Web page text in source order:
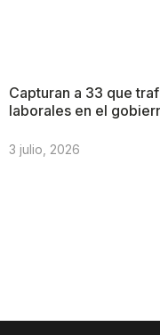
Capturan a 33 que
laborales en el
3 julio, 2026